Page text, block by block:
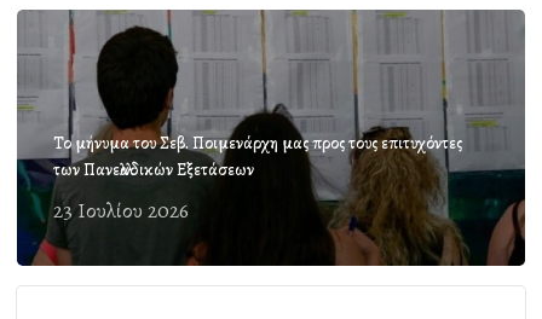
Το μήνυμα του Σεβ. Ποιμενάρχη μας προς τους επιτυχόντες
των Πανελλαδικών Εξετάσεων
23 Ιουλίου 2026